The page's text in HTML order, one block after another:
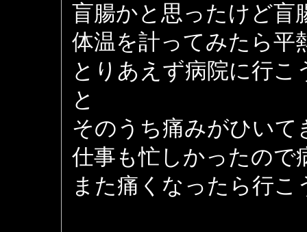
盲腸かと思ったけど盲
体温を計ってみたら平
とりあえず病院に行
と
そのうち痛みがひいて
仕事も忙しかったので
また痛くなったら行こ